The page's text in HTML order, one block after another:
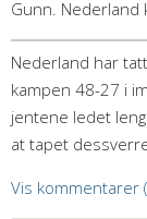
Gunn. Nederland
Nederland har
kampen 48-27 i
jentene ledet
at tapet
Vis kommentarer